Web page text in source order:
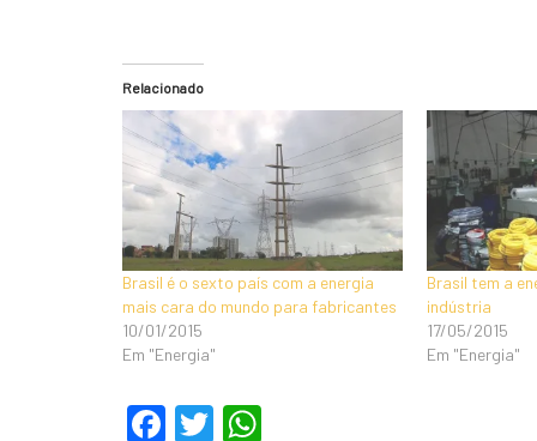
Relacionado
Brasil é o sexto país com a energia
mais cara do mundo para fabricantes
10/01/2015
Em "Energia"
Brasil tem a
indústria
17/05/2015
Em "Energia"
F
T